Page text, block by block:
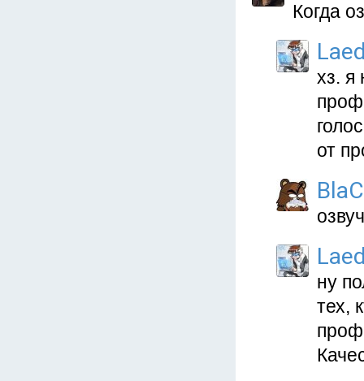
Когда
хз. я
от
ну
тех,